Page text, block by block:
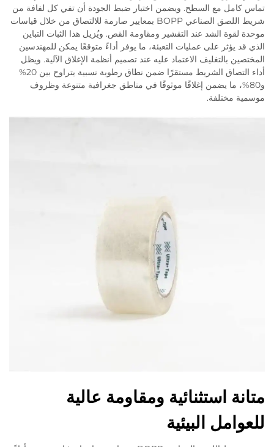
تماس كامل مع السطح. ويضمن اختبار ضبط الجودة أن تفي كل لفافة من
شريط اللصق الصناعي BOPP بمعايير صارمة للالتصاق من خلال قياسات
موحدة لقوة الشد عند التقشير ومقاومة القص. ويُزيل هذا الثبات التباين
الذي قد يؤثر على عمليات التعبئة، ما يوفر أداءً متوقعًا يمكن للمهندسين
المختصين بالتغليف الاعتماد عليه عند تصميم أنظمة الإغلاق الآلية. ويظل
أداء التصاق الشريط مستقرًا ضمن نطاق رطوبة نسبية يتراوح بين 20%
و80%، ما يضمن إغلاقًا موثوقًا في مناطق جغرافية متنوعة وظروف
موسمية مختلفة.
متانة استثنائية ومقاومة عالية
للعوامل البيئية